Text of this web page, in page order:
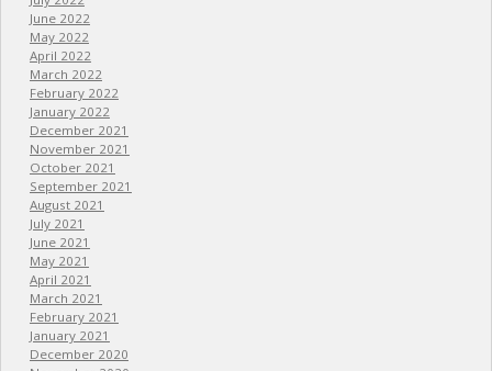
June 2022
May 2022
April 2022
March 2022
February 2022
January 2022
December 2021
November 2021
October 2021
September 2021
August 2021
July 2021
June 2021
May 2021
April 2021
March 2021
February 2021
January 2021
December 2020